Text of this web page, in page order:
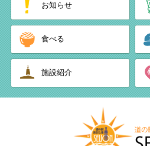
お知らせ
食べる
施設紹介